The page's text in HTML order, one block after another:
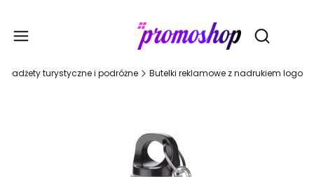
Otwórz
Gadżety turystyczne i podróżne Butelki reklamowe z nadrukiem logo